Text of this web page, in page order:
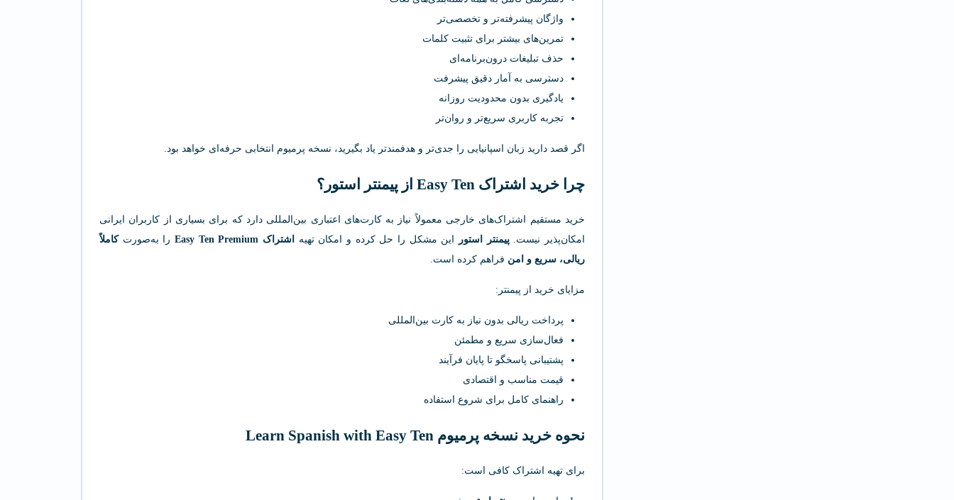
واژگان پیشرفته‌تر و تخصصی‌تر
تمرین‌های بیشتر برای تثبیت کلمات
حذف تبلیغات درون‌برنامه‌ای
دسترسی به آمار دقیق پیشرفت
یادگیری بدون محدودیت روزانه
تجربه کاربری سریع‌تر و روان‌تر
اگر قصد دارید زبان اسپانیایی را جدی‌تر و هدفمندتر یاد بگیرید، نسخه پرمیوم انتخابی حرفه‌ای خواهد بود.
چرا خرید اشتراک Easy Ten از پیمنتر استور؟
خرید مستقیم اشتراک‌های خارجی معمولاً نیاز به کارت‌های اعتباری بین‌المللی دارد که برای بسیاری از کاربران ایرانی
امکان‌پذیر نیست.پیمنتر استور این مشکل را حل کرده و امکان تهیه اشتراک Easy Ten Premium را به‌صورتکاملاً
ریالی، سریع و امن فراهم کرده است.
مزایای خرید از پیمنتر:
پرداخت ریالی بدون نیاز به کارت بین‌المللی
فعال‌سازی سریع و مطمئن
پشتیبانی پاسخگو تا پایان فرآیند
قیمت مناسب و اقتصادی
راهنمای کامل برای شروع استفاده
نحوه خرید نسخه پرمیوم Learn Spanish with Easy Ten
برای تهیه اشتراک کافی است: